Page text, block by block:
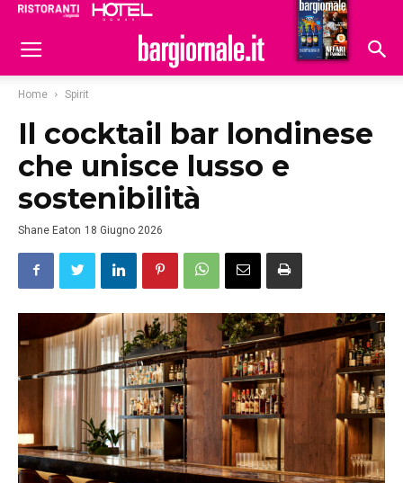
Hoteldomani
Home Spirit
Il cocktail bar londinese
che unisce lusso e
sostenibilità
Shane Eaton 18 Giugno 2026